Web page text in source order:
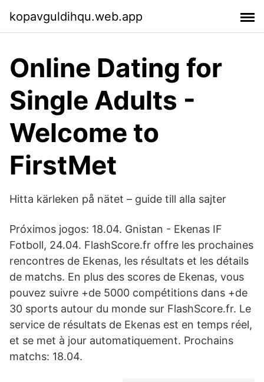
kopavguldihqu.web.app
Online Dating for
Single Adults -
Welcome to
FirstMet
Hitta kärleken på nätet – guide till alla sajter
Próximos jogos: 18.04. Gnistan - Ekenas IF
Fotboll, 24.04. FlashScore.fr offre les prochaines
rencontres de Ekenas, les résultats et les détails
de matchs. En plus des scores de Ekenas, vous
pouvez suivre +de 5000 compétitions dans +de
30 sports autour du monde sur FlashScore.fr. Le
service de résultats de Ekenas est en temps réel,
et se met à jour automatiquement. Prochains
matchs: 18.04.